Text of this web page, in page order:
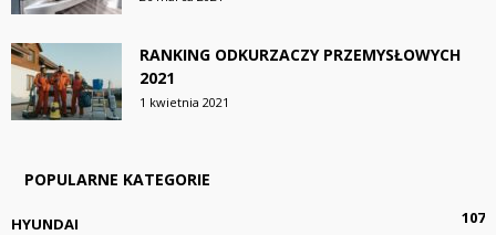
RANKING ODKURZACZY PRZEMYSŁOWYCH
2021
1 kwietnia 2021
POPULARNE KATEGORIE
HYUNDAI
107